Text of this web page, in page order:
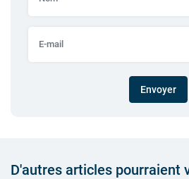
Envoyer
D'autres articles pourraient